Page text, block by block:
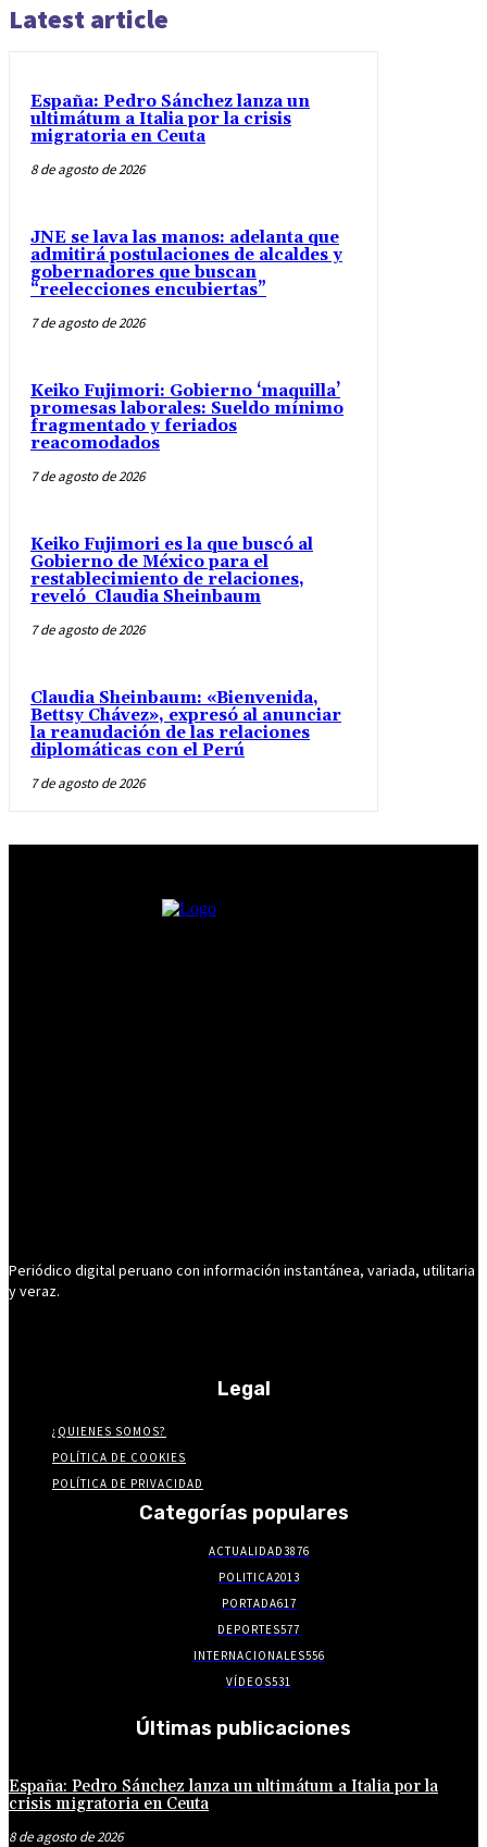
Latest article
España: Pedro Sánchez lanza un
ultimátum a Italia por la crisis
migratoria en Ceuta
8 de agosto de 2026
JNE se lava las manos: adelanta que
admitirá postulaciones de alcaldes y
gobernadores que buscan
“reelecciones encubiertas”
7 de agosto de 2026
Keiko Fujimori: Gobierno ‘maquilla’
promesas laborales: Sueldo mínimo
fragmentado y feriados
reacomodados
7 de agosto de 2026
Keiko Fujimori es la que buscó al
Gobierno de México para el
restablecimiento de relaciones,
reveló Claudia Sheinbaum
7 de agosto de 2026
Claudia Sheinbaum: «Bienvenida,
Bettsy Chávez», expresó al anunciar
la reanudación de las relaciones
diplomáticas con el Perú
7 de agosto de 2026
Periódico digital peruano con información instantánea, variada, utilitaria
y veraz.
Legal
¿QUIENES SOMOS?
POLÍTICA DE COOKIES
POLÍTICA DE PRIVACIDAD
Categorías populares
ACTUALIDAD3876
POLITICA2013
PORTADA617
DEPORTES577
INTERNACIONALES556
VÍDEOS531
Últimas publicaciones
España: Pedro Sánchez lanza un ultimátum a Italia por la
crisis migratoria en Ceuta
8 de agosto de 2026